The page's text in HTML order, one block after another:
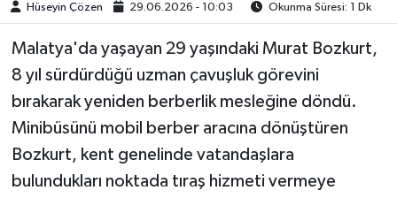
Hüseyin Çözen 29.06.2026 - 10:03 Okunma Süresi: 1 Dk
Malatya'da yaşayan 29 yaşındaki Murat Bozkurt,
8 yıl sürdürdüğü uzman çavuşluk görevini
bırakarak yeniden berberlik mesleğine döndü.
Minibüsünü mobil berber aracına dönüştüren
Bozkurt, kent genelinde vatandaşlara
bulundukları noktada tıraş hizmeti vermeye